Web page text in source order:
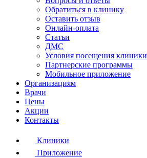
Обратиться в клинику
Оставить отзыв
Онлайн-оплата
Статьи
ДМС
Условия посещения клиники
Партнерские программы
Мобильное приложение
Организациям
Врачи
Цены
Акции
Контакты
Клиники
Приложение